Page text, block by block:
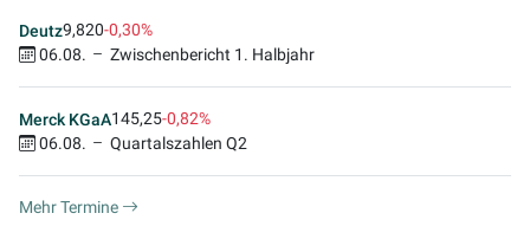
Deutz9,820-0,30%
06.08.
Zwischenbericht 1. Halbjahr
Merck KGaA145,25-0,82%
06.08.
Quartalszahlen Q2
Mehr Termine